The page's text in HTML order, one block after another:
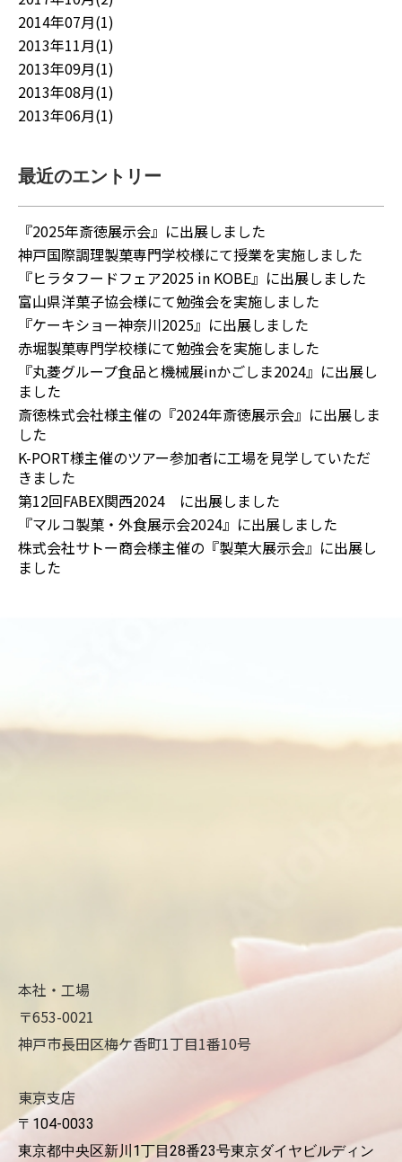
2014年07月(1)
2013年11月(1)
2013年09月(1)
2013年08月(1)
2013年06月(1)
最近のエントリー
『2025年斎徳展示会』に出展しました
神戸国際調理製菓専門学校様にて授業を実施しました
『ヒラタフードフェア2025 in KOBE』に出展しました
富山県洋菓子協会様にて勉強会を実施しました
『ケーキショー神奈川2025』に出展しました
赤堀製菓専門学校様にて勉強会を実施しました
『丸菱グループ食品と機械展inかごしま2024』に出展し
ました
斎徳株式会社様主催の『2024年斎徳展示会』に出展しま
した
K-PORT様主催のツアー参加者に工場を見学していただ
きました
第12回FABEX関西2024 に出展しました
『マルコ製菓・外食展示会2024』に出展しました
株式会社サトー商会様主催の『製菓大展示会』に出展し
ました
本社・工場
〒653-0021
神戸市長田区梅ケ香町1丁目1番10号
東京支店
〒104-0033
東京都中央区新川1丁目28番23号東京ダイヤビルディン